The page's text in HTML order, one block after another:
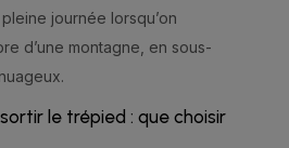
pleine journée lorsqu’on
d’une montagne, en sous-
le trépied : que choisir